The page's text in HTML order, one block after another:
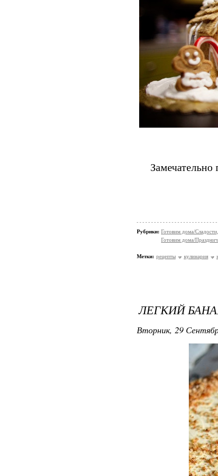
Замечательно
Рубрики: Готовим дома/
Готовим дома/
Метки: рецепты кулинария
ЛЕГКИЙ
Вторник, 29